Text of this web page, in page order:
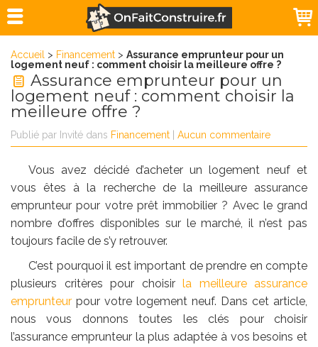
Accueil > Financement > Assurance emprunteur pour un
logement neuf : comment choisir la meilleure offre ?
Assurance emprunteur pour un
logement neuf : comment choisir la
meilleure offre ?
Publié par Invité dans Financement Aucun commentaire
Vous avez décidé d’acheter un logement neuf et
vous êtes à la recherche de la meilleure assurance
emprunteur pour votre prêt immobilier ? Avec le grand
nombre d’offres disponibles sur le marché, il n’est pas
toujours facile de s’y retrouver.
C’est pourquoi il est important de prendre en compte
plusieurs critères pour choisir la meilleure assurance
emprunteur pour votre logement neuf. Dans cet article,
nous vous donnons toutes les clés pour choisir
l’assurance emprunteur la plus adaptée à vos besoins et